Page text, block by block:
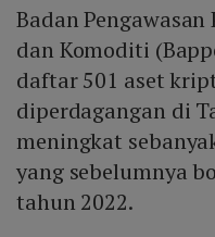
Badan
dan Komoditi
daftar 501 aset
diperdagangan di
meningkat
yang sebelumnya
tahun 2022.